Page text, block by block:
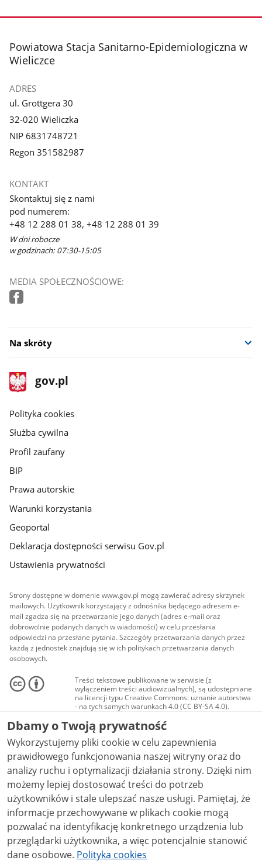
stopka
Powiatowa Stacja Sanitarno-Epidemiologiczna w
Wieliczce
ADRES
ul. Grottgera 30
32-020 Wieliczka
NIP 6831748721
Regon 351582987
KONTAKT
Skontaktuj się z nami
pod numerem:
+48 12 288 01 38, +48 12 288 01 39
W dni robocze
w godzinach: 07:30-15:05
MEDIA SPOŁECZNOŚCIOWE:
Na skróty
stopka
gov.pl
Strona
gov.pl
gov.pl
Polityka cookies
Służba cywilna
Profil zaufany
BIP
Prawa autorskie
Warunki korzystania
Geoportal
Deklaracja dostępności serwisu Gov.pl
Ustawienia prywatności
Strony dostępne w domenie www.gov.pl mogą zawierać adresy skrzynek
mailowych. Użytkownik korzystający z odnośnika będącego adresem e-
mail zgadza się na przetwarzanie jego danych (adres e-mail oraz
dobrowolnie podanych danych w wiadomości) w celu przesłania
odpowiedzi na przesłane pytania. Szczegóły przetwarzania danych przez
każdą z jednostek znajdują się w ich politykach przetwarzania danych
osobowych.
Treści tekstowe publikowane w serwisie (z
wyłączeniem treści audiowizualnych), są udostępniane
na licencji typu Creative Commons: uznanie autorstwa
- na tych samych warunkach 4.0 (CC BY-SA 4.0).
Materiały audiowizualne, w tym zdjęcia, materiały
audio i wideo, są udostępniane na licencji typu
Creative Commons: uznanie autorstwa użycie
niekomercyjne - bez utworów zależnych 4.0 (CC BY-
NC-ND 4.0), o ile nie jest to stwierdzone inaczej.
Dbamy o Twoją prywatność
Wykorzystujemy pliki cookie w celu zapewnienia
prawidłowego funkcjonowania naszej witryny oraz do
analizy ruchu i optymalizacji działania strony. Dzięki nim
możemy lepiej dostosować treści do potrzeb
użytkowników i stale ulepszać nasze usługi. Pamiętaj, że
informacje przechowywane w plikach cookie mogą
pozwalać na identyfikację konkretnego urządzenia lub
przeglądarki użytkownika, a więc potencjalnie stanowić
dane osobowe. Polityka cookies